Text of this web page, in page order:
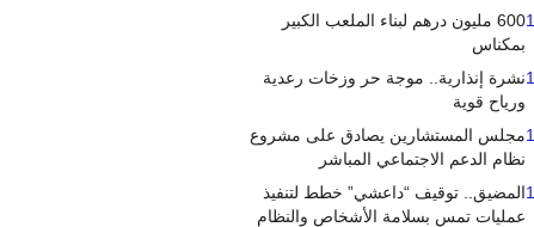
600 مليون درهم لبناء الملعب الكبير
بمكناس
نشرة إنذارية.. موجة حر وزخات رعدية
ورياح قوية
مجلس المستشارين يصادق على مشروع
نظام الدعم الاجتماعي المباشر
المضيق.. توقيف “داعشي” خطط لتنفيذ
عمليات تمس بسلامة الأشخاص والنظام